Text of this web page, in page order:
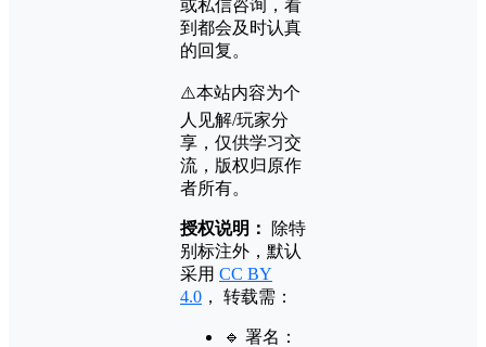
或私信咨询，看
到都会及时认真
的回复。
⚠️本站内容为个
人见解/玩家分
享，仅供学习交
流，版权归原作
者所有。
授权说明：
除特
别标注外，默认
采用 CC BY
4.0 ， 转载需：
🔹 署名：